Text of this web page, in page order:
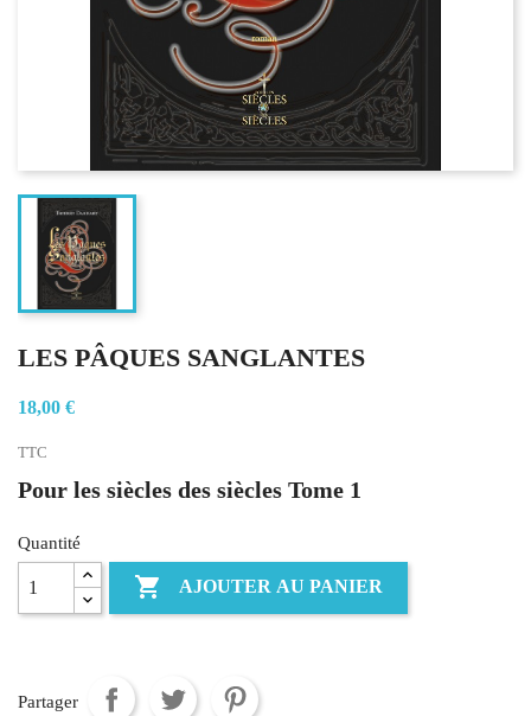
LES PÂQUES SANGLANTES
18,00 €
TTC
Pour les siècles des siècles Tome 1
Quantité
 AJOUTER AU PANIER
Partager